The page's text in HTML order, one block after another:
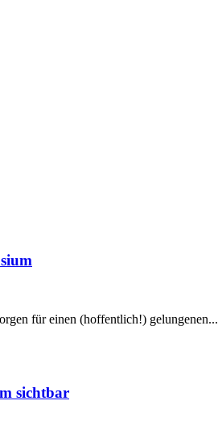
für einen (hoffentlich!) gelungenen...
sichtbar